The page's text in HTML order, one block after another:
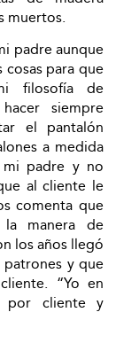
muertos.
padre aunque
para que
filosofía de
siempre
el pantalón
a medida
mi padre y no
al cliente le
comenta que
la manera de
los años llegó
y que
“Yo en
por cliente y